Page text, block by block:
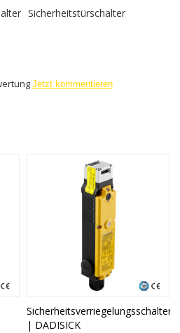
Sicherheitstürschalter
Jetzt kommentieren
Sicherheitsverriegelungsschalter
| DADISICK